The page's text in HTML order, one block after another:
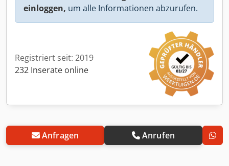
einloggen, um alle Informationen abzurufen.
Registriert seit: 2019
232 Inserate online
Anfragen Anrufen